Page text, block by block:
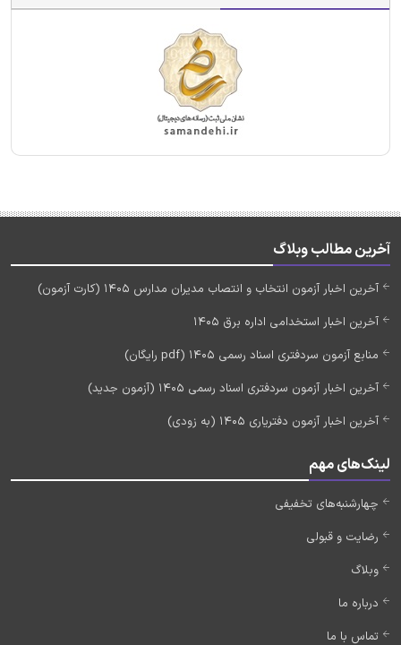
آخرین مطالب وبلاگ
آخرین اخبار آزمون انتخاب و انتصاب مدیران مدارس 1405 (کارت آزمون)
آخرین اخبار استخدامی اداره برق 1405
منابع آزمون سردفتری اسناد رسمی 1405 (pdf رایگان)
آخرین اخبار آزمون سردفتری اسناد رسمی 1405 (آزمون جدید)
آخرین اخبار آزمون دفتریاری 1405 (به زودی)
لینک‌های مهم
چهارشنبه‌های تخفیفی
رضایت و قبولی
وبلاگ
درباره ما
تماس با ما